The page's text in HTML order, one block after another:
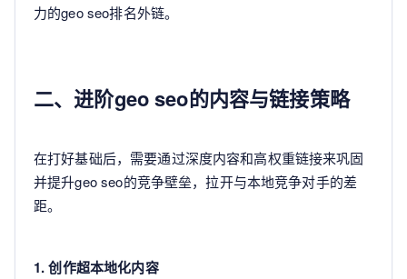
力的geo seo排名外链。
二、进阶geo seo的内容与链接策略
在打好基础后，需要通过深度内容和高权重链接来巩固
并提升geo seo的竞争壁垒，拉开与本地竞争对手的差
距。
1. 创作超本地化内容